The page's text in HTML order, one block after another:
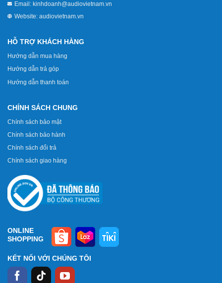
Email: kinhdoanh@audiovietnam.vn
Website: audiovietnam.vn
HỖ TRỢ KHÁCH HÀNG
Hướng dẫn mua hàng
Hướng dẫn trả góp
Hướng dẫn thanh toán
CHÍNH SÁCH CHUNG
Chính sách bảo mật
Chính sách bảo hành
Chính sách đổi trả
Chính sách giao hàng
ONLINE
SHOPPING
KẾT NỐI VỚI CHÚNG TÔI